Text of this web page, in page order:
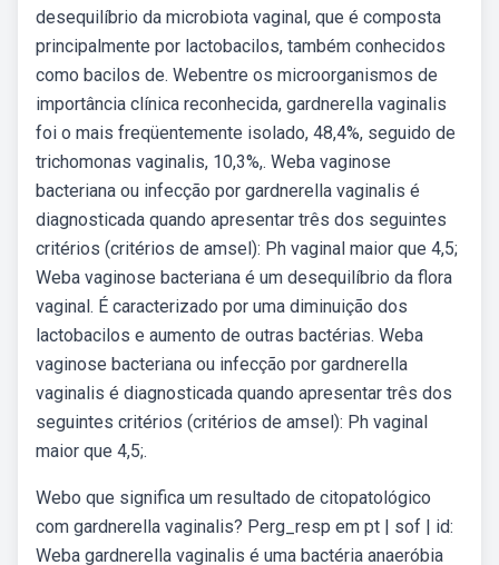
desequilíbrio da microbiota vaginal, que é composta
principalmente por lactobacilos, também conhecidos
como bacilos de. Webentre os microorganismos de
importância clínica reconhecida, gardnerella vaginalis
foi o mais freqüentemente isolado, 48,4%, seguido de
trichomonas vaginalis, 10,3%,. Weba vaginose
bacteriana ou infecção por gardnerella vaginalis é
diagnosticada quando apresentar três dos seguintes
critérios (critérios de amsel): Ph vaginal maior que 4,5;
Weba vaginose bacteriana é um desequilíbrio da flora
vaginal. É caracterizado por uma diminuição dos
lactobacilos e aumento de outras bactérias. Weba
vaginose bacteriana ou infecção por gardnerella
vaginalis é diagnosticada quando apresentar três dos
seguintes critérios (critérios de amsel): Ph vaginal
maior que 4,5;.
Webo que significa um resultado de citopatológico
com gardnerella vaginalis? Perg_resp em pt | sof | id:
Weba gardnerella vaginalis é uma bactéria anaeróbia